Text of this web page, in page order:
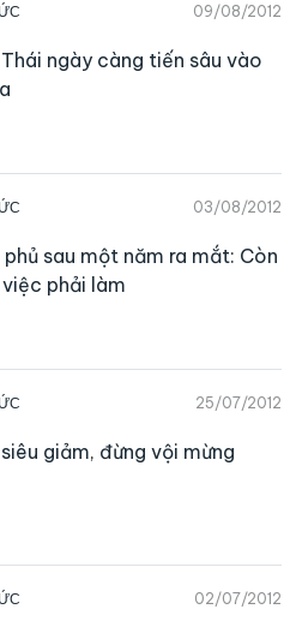
09/08/2012
ngày càng tiến sâu vào
03/08/2012
phủ sau một năm ra mắt: Còn
việc phải làm
25/07/2012
giảm, đừng vội mừng
02/07/2012